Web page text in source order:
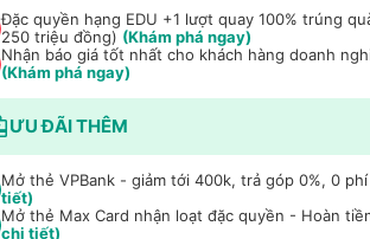
Đặc quyền hạng EDU +1 lượt quay 100% trúng
250 triệu đồng) (Khám phá ngay)
Nhận báo giá tốt nhất cho khách hàng doanh
(Khám phá ngay)
ƯU ĐÃI THÊM
Mở thẻ VPBank - giảm tới 400k, trả góp 0%, 0
tiết)
Mở thẻ Max Card nhận loạt đặc quyền - Hoàn
chi tiết)